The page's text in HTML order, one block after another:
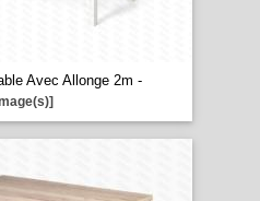
Avec Allonge 2m -